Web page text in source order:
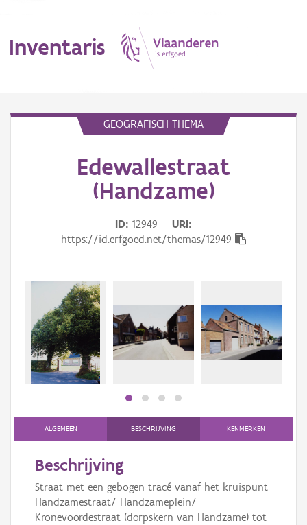
Inventaris
Gebeurtenis
Persoon of collectief
Downloads
Hergebruik
GEOGRAFISCH THEMA
Edewallestraat
(Handzame)
ID 12949
URI
https://id.erfgoed.net/themas/12949
ALGEMEEN BESCHRIJVING KENMERKEN
Beschrijving
Straat met een gebogen tracé vanaf het kruispunt
Handzamestraat/ Handzameplein/
Kronevoordestraat (dorpskern van Handzame) tot